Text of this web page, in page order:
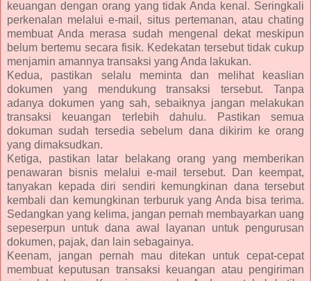
keuangan dengan orang yang tidak Anda kenal. Seringkali
perkenalan melalui e-mail, situs pertemanan, atau chating
membuat Anda merasa sudah mengenal dekat meskipun
belum bertemu secara fisik. Kedekatan tersebut tidak cukup
menjamin amannya transaksi yang Anda lakukan.
Kedua, pastikan selalu meminta dan melihat keaslian
dokumen yang mendukung transaksi tersebut. Tanpa
adanya dokumen yang sah, sebaiknya jangan melakukan
transaksi keuangan terlebih dahulu. Pastikan semua
dokuman sudah tersedia sebelum dana dikirim ke orang
yang dimaksudkan.
Ketiga, pastikan latar belakang orang yang memberikan
penawaran bisnis melalui e-mail tersebut. Dan keempat,
tanyakan kepada diri sendiri kemungkinan dana tersebut
kembali dan kemungkinan terburuk yang Anda bisa terima.
Sedangkan yang kelima, jangan pernah membayarkan uang
sepeserpun untuk dana awal layanan untuk pengurusan
dokumen, pajak, dan lain sebagainya.
Keenam, jangan pernah mau ditekan untuk cepat-cepat
membuat keputusan transaksi keuangan atau pengiriman